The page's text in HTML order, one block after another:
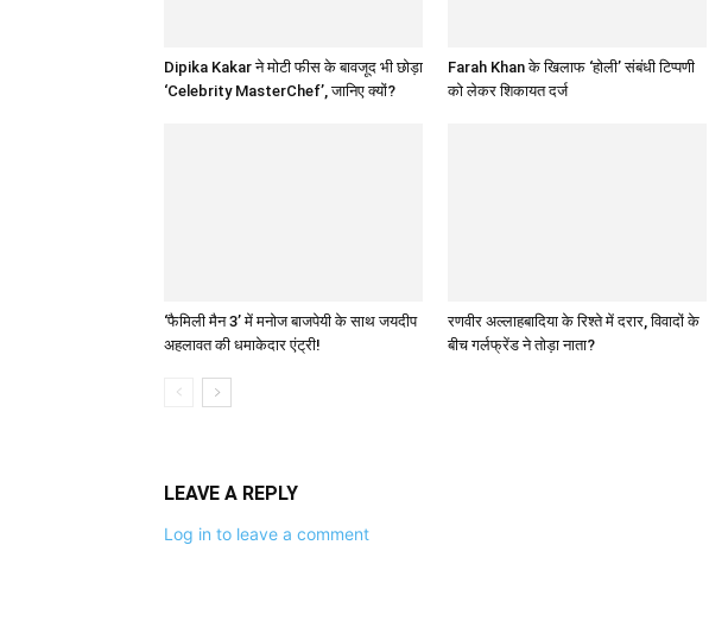
Dipika Kakar ने मोटी फीस के बावजूद भी छोड़ा
‘Celebrity MasterChef’, जानिए क्यों?
Farah Khan के खिलाफ ‘होली’ संबंधी टिप्पणी
को लेकर शिकायत दर्ज
‘फैमिली मैन 3’ में मनोज बाजपेयी के साथ जयदीप
अहलावत की धमाकेदार एंट्री!
रणवीर अल्लाहबादिया के रिश्ते में दरार, विवादों के
बीच गर्लफ्रेंड ने तोड़ा नाता?
LEAVE A REPLY
Log in to leave a comment